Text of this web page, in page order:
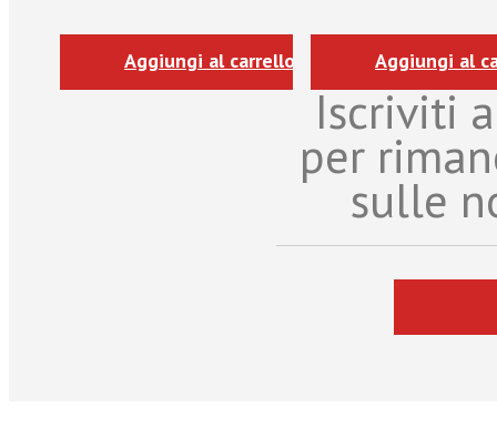
Aggiungi al carrello Aggiungi al
Iscriviti
per
sulle